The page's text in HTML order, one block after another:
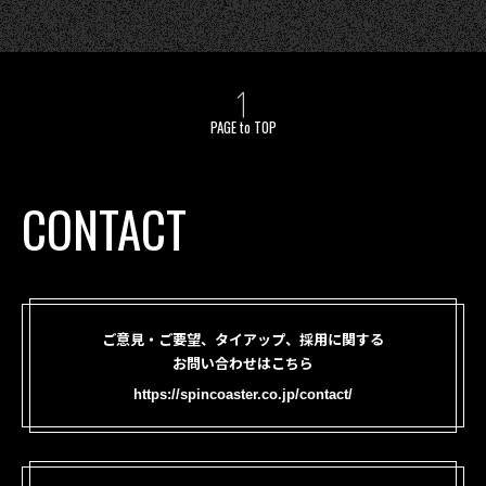
PAGE to TOP
CONTACT
ご意見・ご要望、タイアップ、採用に関する
お問い合わせはこちら
https://spincoaster.co.jp/contact/